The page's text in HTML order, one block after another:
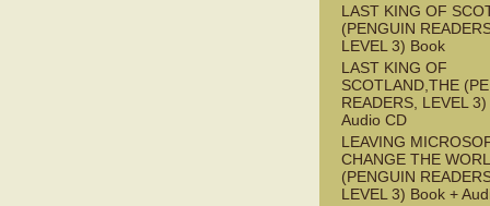
LAST KING OF
(PENGUIN
LEVEL 3) Book
LAST KING OF
SCOTLAND,THE
READERS, LEVEL
Audio CD
LEAVING
CHANGE THE
(PENGUIN
LEVEL 3) Book +